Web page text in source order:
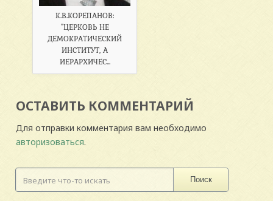
К.В.КОРЕПАНОВ:
"ЦЕРКОВЬ НЕ
ДЕМОКРАТИЧЕСКИЙ
ИНСТИТУТ, А
ИЕРАРХИЧЕС...
ОСТАВИТЬ КОММЕНТАРИЙ
Для отправки комментария вам необходимо
авторизоваться.
Поиск